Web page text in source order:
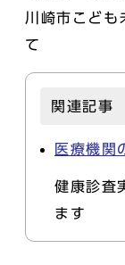
川崎市こど
て
関連記事
医療機関
健康診査
ます